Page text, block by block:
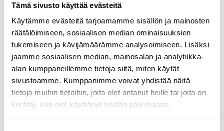
Tämä sivusto käyttää evästeitä
Käytämme evästeitä tarjoamamme sisällön ja mainosten
räätälöimiseen, sosiaalisen median ominaisuuksien
tukemiseen ja kävijämäärämme analysoimiseen. Lisäksi
jaamme sosiaalisen median, mainosalan ja analytiikka-
alan kumppaneillemme tietoja siitä, miten käytät
sivustoamme. Kumppanimme voivat yhdistää näitä
tietoja muihin tietoihin, joita olet antanut heille tai joita on
kerätty, kun olet käyttänyt heidän palvelujaan.
Hanhet tuli
Lintujen ruokintapaikalle oli ilmestynyr 15
kanadanhanhea.
Valokuvaaja: Reijo Juurinen, Tokoinranta
Maaliskuu